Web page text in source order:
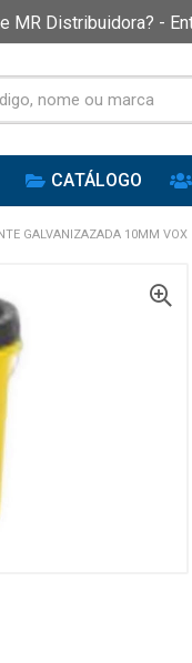
MR Distribuidora? -
CATÁLOGO
GALVANIZAZADA 10MM VOX